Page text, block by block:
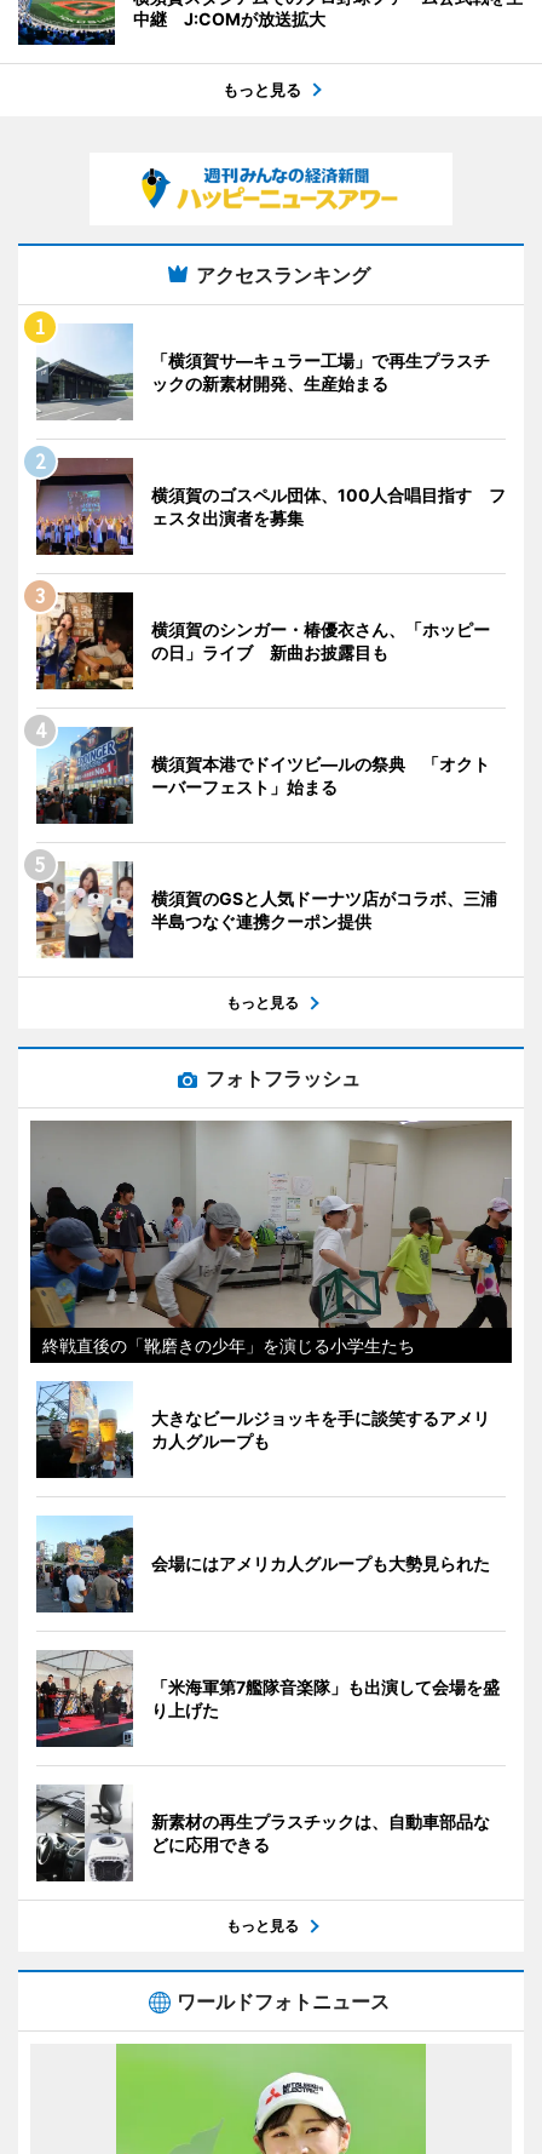
中継 J:COMが放送拡大
もっと見る
アクセスランキング
「横須賀サ―キュラー工場」で再生プラスチ
ックの新素材開発、生産始まる
横須賀のゴスペル団体、100人合唱目指す フ
ェスタ出演者を募集
横須賀のシンガー・椿優衣さん、「ホッピー
の日」ライブ 新曲お披露目も
横須賀本港でドイツビ―ルの祭典 「オクト
ーバーフェスト」始まる
横須賀のGSと人気ドーナツ店がコラボ、三浦
半島つなぐ連携クーポン提供
もっと見る
フォトフラッシュ
終戦直後の「靴磨きの少年」を演じる小学生たち
大きなビールジョッキを手に談笑するアメリ
カ人グループも
会場にはアメリカ人グループも大勢見られた
「米海軍第7艦隊音楽隊」も出演して会場を盛
り上げた
新素材の再生プラスチックは、自動車部品な
どに応用できる
もっと見る
ワールドフォトニュース